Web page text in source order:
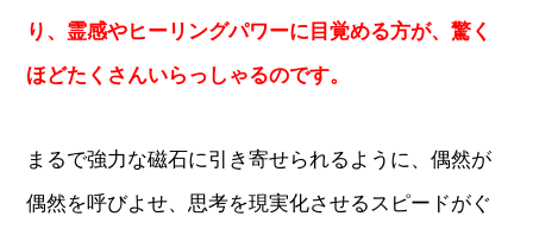
り、霊感やヒーリングパワーに目覚める方が、驚く
ほどたくさんいらっしゃるのです。
まるで強力な磁石に引き寄せられるように、偶然が
偶然を呼びよせ、思考を現実化させるスピードがぐ